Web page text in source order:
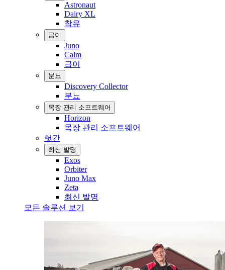
Astronaut
Dairy XL
착유
급이
Juno
Calm
급이
분뇨
Discovery Collector
분뇨
목장 관리 소프트웨어
Horizon
목장 관리 소프트웨어
헛간
최신 발명
Exos
Orbiter
Juno Max
Zeta
최신 발명
모든 솔루션 보기